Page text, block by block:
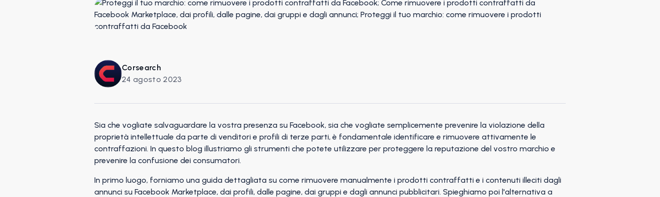
Corsearch
24 agosto 2023
Sia che vogliate salvaguardare la vostra presenza su Facebook, sia che vogliate semplicemente prevenire la violazione della
proprietà intellettuale da parte di venditori e profili di terze parti, è fondamentale identificare e rimuovere attivamente le
contraffazioni. In questo blog illustriamo gli strumenti che potete utilizzare per proteggere la reputazione del vostro marchio e
prevenire la confusione dei consumatori.
In primo luogo, forniamo una guida dettagliata su come rimuovere manualmente i prodotti contraffatti e i contenuti illeciti dagli
annunci su Facebook Marketplace, dai profili, dalle pagine, dai gruppi e dagli annunci pubblicitari. Spieghiamo poi l'alternativa a